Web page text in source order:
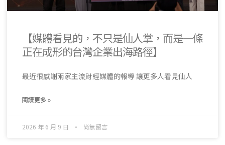
【媒體看見的，不只是仙人掌，而是一條
正在成形的台灣企業出海路徑】
最近很感謝兩家主流財經媒體的報導 讓更多人看見仙人
閱讀更多 »
2026 年 6 月 9 日 尚無留言